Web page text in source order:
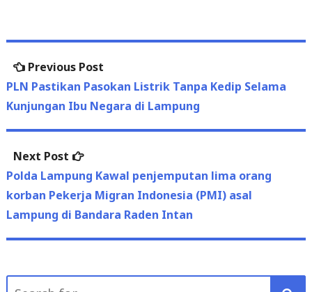
navigationpost:
PLN Pastikan Pasokan Listrik Tanpa Kedip Selama
Kunjungan Ibu Negara di Lampung
Next Post
Next
post:
Polda Lampung Kawal penjemputan lima orang
korban Pekerja Migran Indonesia (PMI) asal
Lampung di Bandara Raden Intan
Search